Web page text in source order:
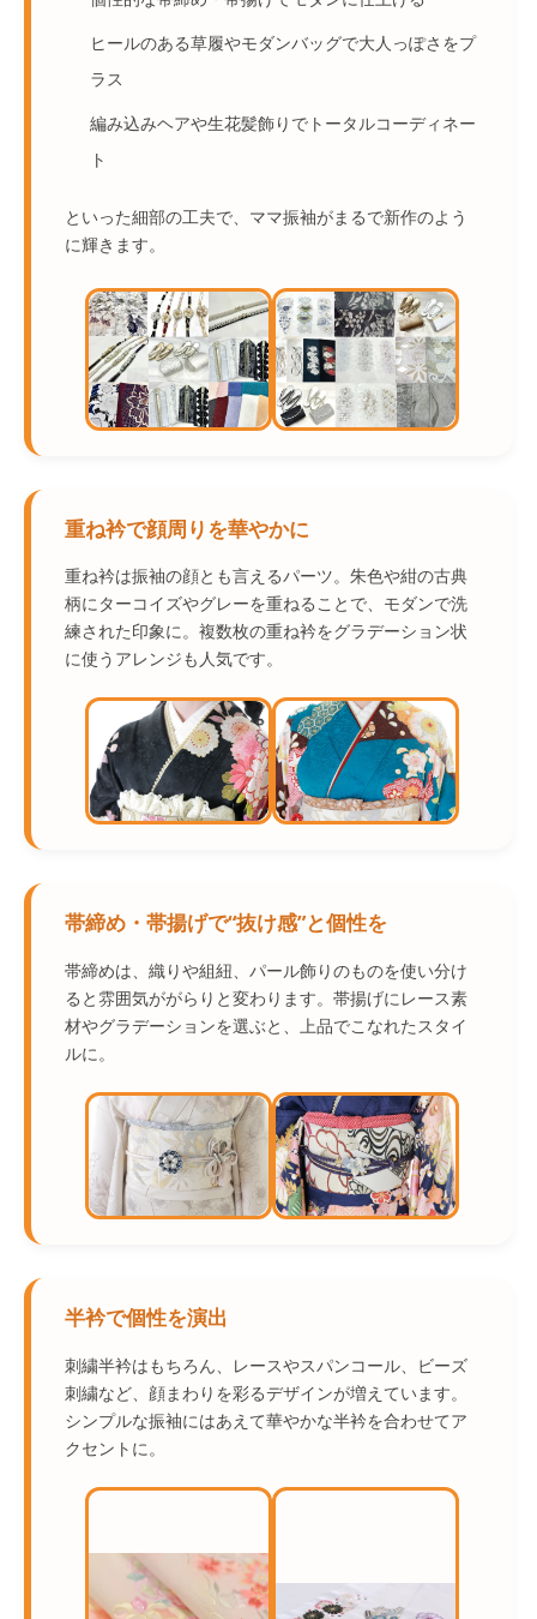
ヒールのある草履やモダンバッグで大人っぽさをプ
ラス
編み込みヘアや生花髪飾りでトータルコーディネー
ト
といった細部の工夫で、ママ振袖がまるで新作のよう
に輝きます。
重ね衿で顔周りを華やかに
重ね衿は振袖の顔とも言えるパーツ。朱色や紺の古典
柄にターコイズやグレーを重ねることで、モダンで洗
練された印象に。複数枚の重ね衿をグラデーション状
に使うアレンジも人気です。
帯締め・帯揚げで“抜け感”と個性を
帯締めは、織りや組紐、パール飾りのものを使い分け
ると雰囲気ががらりと変わります。帯揚げにレース素
材やグラデーションを選ぶと、上品でこなれたスタイ
ルに。
半衿で個性を演出
刺繍半衿はもちろん、レースやスパンコール、ビーズ
刺繍など、顔まわりを彩るデザインが増えています。
シンプルな振袖にはあえて華やかな半衿を合わせてア
クセントに。